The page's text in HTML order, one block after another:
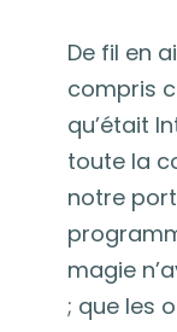
De fil en
compris
qu’était
toute la
notre
magie
; que les